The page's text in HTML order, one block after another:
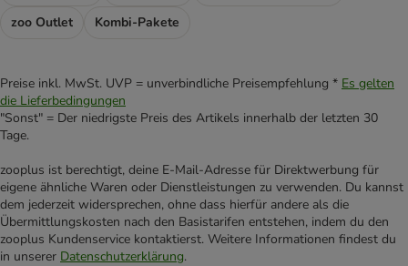
zoo Outlet
Kombi-Pakete
Preise inkl. MwSt. UVP = unverbindliche Preisempfehlung * Es gelten
die Lieferbedingungen
"Sonst" = Der niedrigste Preis des Artikels innerhalb der letzten 30
Tage.
zooplus ist berechtigt, deine E-Mail-Adresse für Direktwerbung für
eigene ähnliche Waren oder Dienstleistungen zu verwenden. Du kannst
dem jederzeit widersprechen, ohne dass hierfür andere als die
Übermittlungskosten nach den Basistarifen entstehen, indem du den
zooplus Kundenservice kontaktierst. Weitere Informationen findest du
in unserer Datenschutzerklärung.